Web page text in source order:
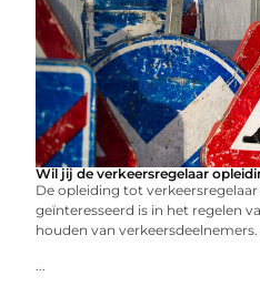
Wil jij de verkeersregelaar
De opleiding tot
geïnteresseerd is in het regelen
houden van verkeersdeelnemers.
...